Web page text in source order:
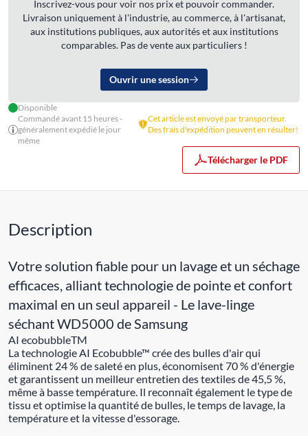
Inscrivez-vous pour voir nos prix et pouvoir commander.
Livraison uniquement à l'industrie, au commerce, à l'artisanat,
aux institutions publiques, aux autorités et aux institutions
comparables. Pas de vente aux particuliers !
Ouvrir une session
Disponible
Commandé avant 15 heures -
généralement expédié le jour
même
Cet article est envoyé par transporteur.
Des frais d'expédition peuvent en résulter!
Télécharger le PDF
Description
Votre solution fiable pour un lavage et un séchage
efficaces, alliant technologie de pointe et confort
maximal en un seul appareil - Le lave-linge
séchant WD5000 de Samsung
AI ecobubbleTM
La technologie AI Ecobubble™ crée des bulles d'air qui
éliminent 24 % de saleté en plus, économisent 70 % d'énergie
et garantissent un meilleur entretien des textiles de 45,5 %,
même à basse température. Il reconnaît également le type de
tissu et optimise la quantité de bulles, le temps de lavage, la
température et la vitesse d'essorage.